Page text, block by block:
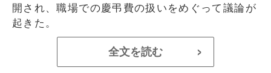
開され、職場での慶弔費の扱いをめぐって議論が
起きた。
全文を読む >